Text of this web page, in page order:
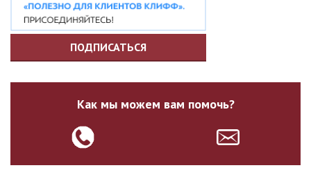
ПОДПИСАТЬСЯ
Как мы можем вам помочь?